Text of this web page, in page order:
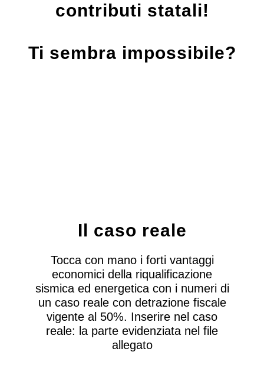
contributi statali!
Ti sembra impossibile?
Il caso reale
Tocca con mano i forti vantaggi
economici della riqualificazione
sismica ed energetica con i numeri di
un caso reale con detrazione fiscale
vigente al 50%. Inserire nel caso
reale: la parte evidenziata nel file
allegato